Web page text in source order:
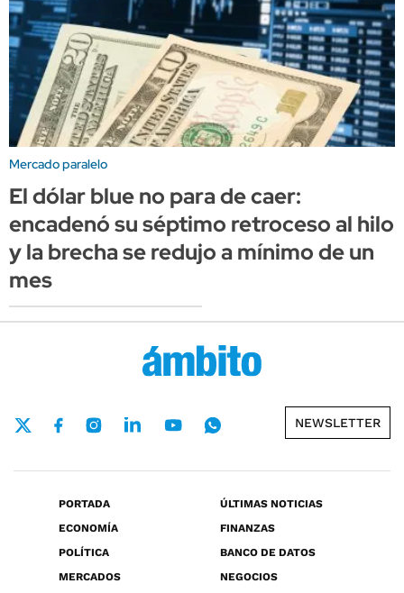
Mercado paralelo
El dólar blue no para de caer:
encadenó su séptimo retroceso al hilo
y la brecha se redujo a mínimo de un
mes
NEWSLETTER
PORTADA
ÚLTIMAS NOTICIAS
ECONOMÍA
FINANZAS
POLÍTICA
BANCO DE DATOS
MERCADOS
NEGOCIOS